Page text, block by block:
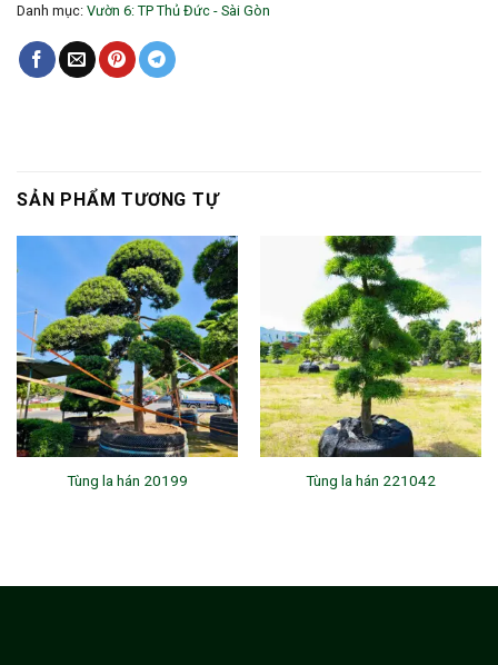
Danh mục: Vườn 6: TP Thủ Đức - Sài Gòn
SẢN PHẨM TƯƠNG TỰ
Tùng la hán 20199 Tùng la hán 221042